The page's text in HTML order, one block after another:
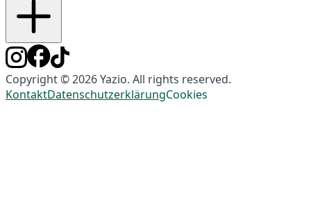
Copyright © 2026 Yazio. All rights reserved.
KontaktDatenschutzerklärungCookies